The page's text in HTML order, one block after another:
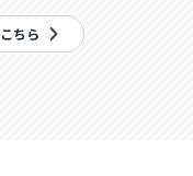
座ご登録いた
ちら